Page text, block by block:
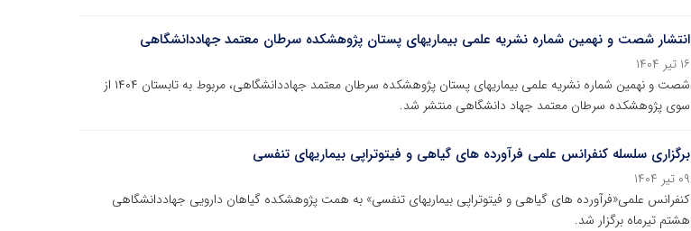
انتشار شصت و نهمین شماره نشریه علمی بیماری‏های پستان پژوهشکده سرطان معتمد جهاددانشگاهی
۱۶ تیر ۱۴۰۴
شصت و نهمین شماره نشریه علمی بیماری‏های پستان پژوهشکده سرطان معتمد جهاددانشگاهی، مربوط به تابستان ۱۴۰۴ از
سوی پژوهشکده سرطان معتمد جهاد دانشگاهی منتشر شد.
برگزاری سلسله کنفرانس علمی فرآورده های گیاهی و فیتوتراپی بیماریهای تنفسی
۰۹ تیر ۱۴۰۴
کنفرانس علمی«فرآورده های گیاهی و فیتوتراپی بیماریهای تنفسی» به همت پژوهشکده گیاهان دارویی جهاددانشگاهی
هشتم تیرماه برگزار شد.